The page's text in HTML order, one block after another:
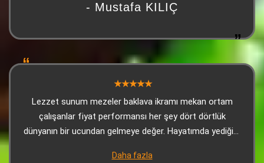
- Mustafa KILIÇ
Lezzet sunum mezeler baklava ikramı mekan ortam
çalışanlar fiyat performansı her şey dört dörtlük
dünyanın bir ucundan gelmeye değer. Hayatımda yediğim
Daha fazla